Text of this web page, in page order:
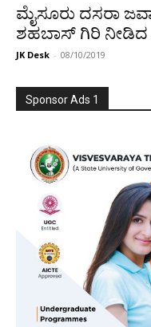
ಮೈಸೂರು ದಸರಾ
ಶಹಬಾಸ್ ಗಿರಿ
JK Desk - 08/10/2019
Sponsor Ads 1